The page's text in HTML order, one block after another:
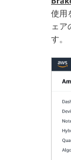
使用
ェア
す。